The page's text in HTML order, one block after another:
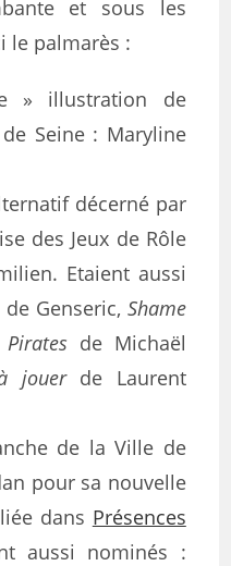
et sous les
le palmarès :
» illustration de
Seine : Maryline
décerné par
des Jeux de Rôle
Etaient aussi
de Genseric, Shame
Pirates de Michaël
jouerde Laurent
de la Ville de
pour sa nouvelle
dans Présences
aussi nominés :